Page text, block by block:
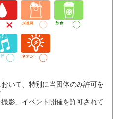
いて、特別に当団体のみ許可を
影、イベント開催を許可されて